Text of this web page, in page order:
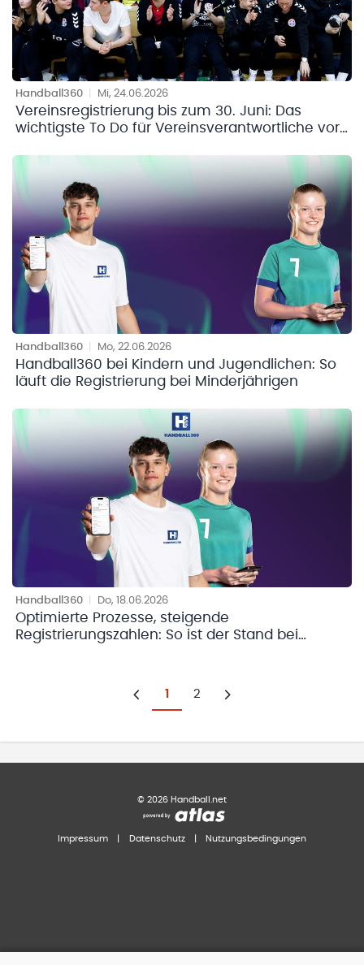
Handball360 Mi, 24.06.2026
Vereinsregistrierung bis zum 30. Juni: Das
wichtigste To Do für Vereinsverantwortliche vor
Handball360 Mo, 22.06.2026
Handball360 bei Kindern und Jugendlichen: So
läuft die Registrierung bei Minderjährigen
Handball360 Do, 18.06.2026
Optimierte Prozesse, steigende
Registrierungszahlen: So ist der Stand bei
Zurück
1 2
Weiter
© 2026 Handball.net
Impressum Datenschutz Nutzungsbedingungen